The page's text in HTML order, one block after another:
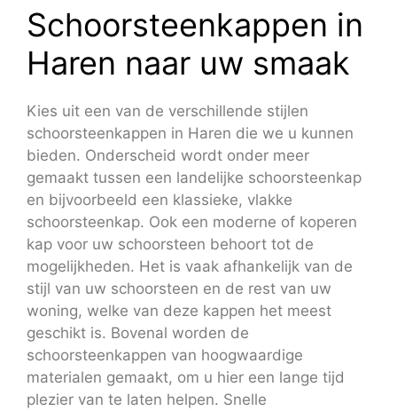
Schoorsteenkappen in
Haren naar uw smaak
Kies uit een van de verschillende stijlen
schoorsteenkappen in Haren die we u kunnen
bieden. Onderscheid wordt onder meer
gemaakt tussen een landelijke schoorsteenkap
en bijvoorbeeld een klassieke, vlakke
schoorsteenkap. Ook een moderne of koperen
kap voor uw schoorsteen behoort tot de
mogelijkheden. Het is vaak afhankelijk van de
stijl van uw schoorsteen en de rest van uw
woning, welke van deze kappen het meest
geschikt is. Bovenal worden de
schoorsteenkappen van hoogwaardige
materialen gemaakt, om u hier een lange tijd
plezier van te laten helpen. Snelle